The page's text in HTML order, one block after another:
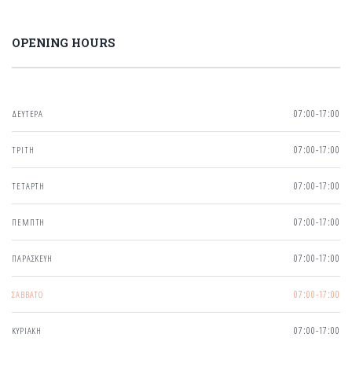
OPENING HOURS
ΔΕΥΤΕΡΑ 07:00-17:00
ΤΡΙΤΗ 07:00-17:00
ΤΕΤΑΡΤΗ 07:00-17:00
ΠΕΜΠΤΗ 07:00-17:00
ΠΑΡΑΣΚΕΥΗ 07:00-17:00
ΣΑΒΒΑΤΟ 07:00-17:00
ΚΥΡΙΑΚΗ 07:00-17:00